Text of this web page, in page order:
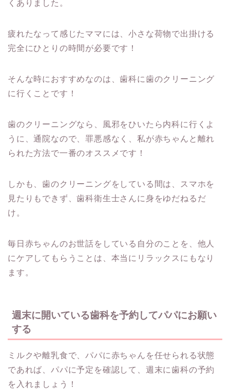
くありました。
疲れたなって感じたママには、小さな荷物で出掛ける
完全にひとりの時間が必要です！
そんな時におすすめなのは、歯科に歯のクリーニング
に行くことです！
歯のクリーニングなら、風邪をひいたら内科に行くよ
うに、通院なので、罪悪感なく、私が赤ちゃんと離れ
られた方法で一番のオススメです！
しかも、歯のクリーニングをしている間は、スマホを
見たりもできず、歯科衛生士さんに身をゆだねるだ
け。
毎日赤ちゃんのお世話をしている自分のことを、他人
にケアしてもらうことは、本当にリラックスにもなり
ます。
週末に開いている歯科を予約してパパにお願い
する
ミルクや離乳食で、パパに赤ちゃんを任せられる状態
であれば、パパに予定を確認して、週末に歯科の予約
を入れましょう！